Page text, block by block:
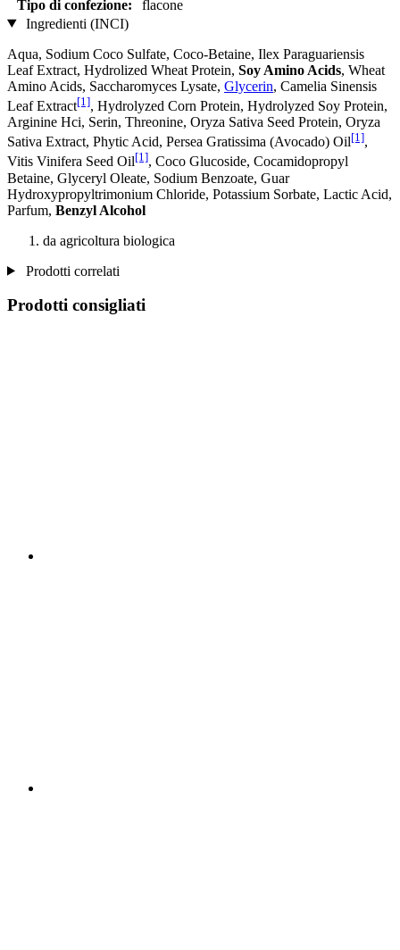
Tipo di confezione:
flacone
Ingredienti (INCI)
Aqua, Sodium Coco­ Sulfate, Coco-Betaine, Ilex Paraguariensis
Leaf Extract, Hydrolized Wheat Protein, Soy Amino Acids, Wheat
Amino Acids, Saccharomyces Lysate, Glycerin, Camelia Sinensis
Leaf Extract[1], Hydrolyzed Corn Protein, Hydrolyzed Soy Protein,
Arginine Hci, Serin, Threonine, Oryza Sativa Seed Protein, Oryza
Sativa Extract, Phytic Acid, Persea Gratissima (Avocado) Oil[1],
Vitis Vinifera Seed Oil[1], Coco Glucoside, Cocamidopropyl
Betaine, Glyceryl Oleate, Sodium Benzoate, Guar
Hydroxypropyltrimonium Chloride, Potassium Sorbate, Lactic Acid,
Parfum, Benzyl Alcohol
da agricoltura biologica
Prodotti correlati
Prodotti consigliati